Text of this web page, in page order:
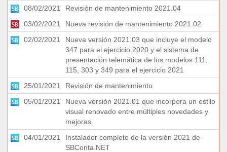
08/02/2021
Revisión de mantenimiento 2021.04
03/02/2021
Nueva revisión de mantenimiento 2021.02
02/02/2021
Nueva versión 2021.03 que incluye el modelo
347 para el ejercicio 2020 y el sistema de
presentación telemática de los modelos 111,
115, 303 y 349 para el ejercicio 2021
25/01/2021
Revisión de mantenimiento
05/01/2021
Nueva versión 2021.01 que incorpora un estilo
visual renovado entre múltiples novedades y
mejoras
04/01/2021
Instalador completo de la versión 2021 de
SBConta.NET